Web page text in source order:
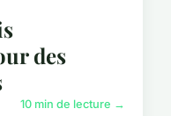
des
10 min de lecture →